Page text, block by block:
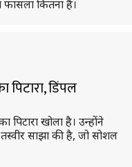
कितना है।
पिटारा, डिंपल
पिटारा खोला है। उन्होंने
साझा की है, जो सोशल